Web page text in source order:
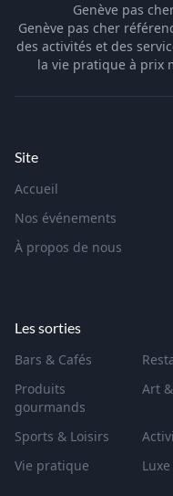
Genève pas
Genève pas cher
des activités et des
la vie pratique à prix
Site
Accueil
Nos événements
À propos de nous
Les sorties
Bars & Cafés
Produits
gourmands
Art
Sports & Loisirs
Vie pratique